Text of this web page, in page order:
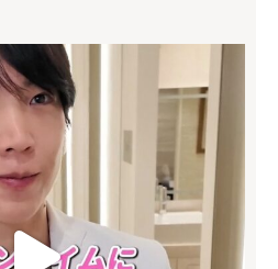
7月 17